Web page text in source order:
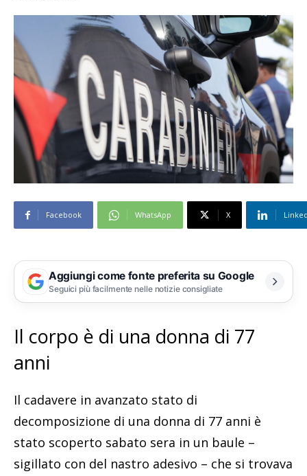
Facebook WhatsApp X
Aggiungi come fonte preferita su Google
Seguici più facilmente nelle notizie consigliate
Il corpo è di una donna di 77
anni
Il cadavere in avanzato stato di
decomposizione di una donna di 77 anni è
stato scoperto sabato sera in un baule –
sigillato con del nastro adesivo – che si trovava